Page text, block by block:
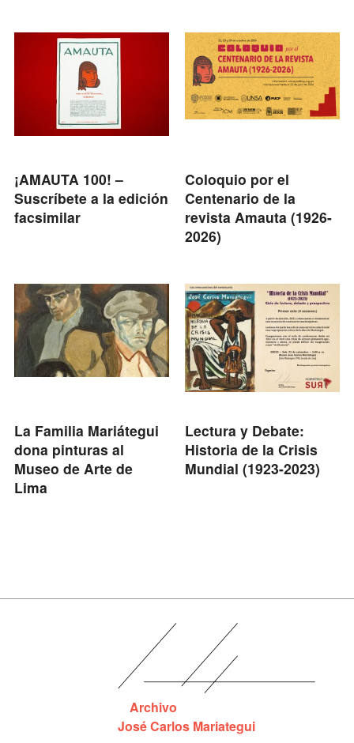
¡AMAUTA 100! –
Suscríbete a la edición
facsimilar
Coloquio por el
Centenario de la
revista Amauta (1926-
2026)
La Familia Mariátegui
dona pinturas al
Museo de Arte de
Lima
Lectura y Debate:
Historia de la Crisis
Mundial (1923-2023)
Archivo
José Carlos Mariategui